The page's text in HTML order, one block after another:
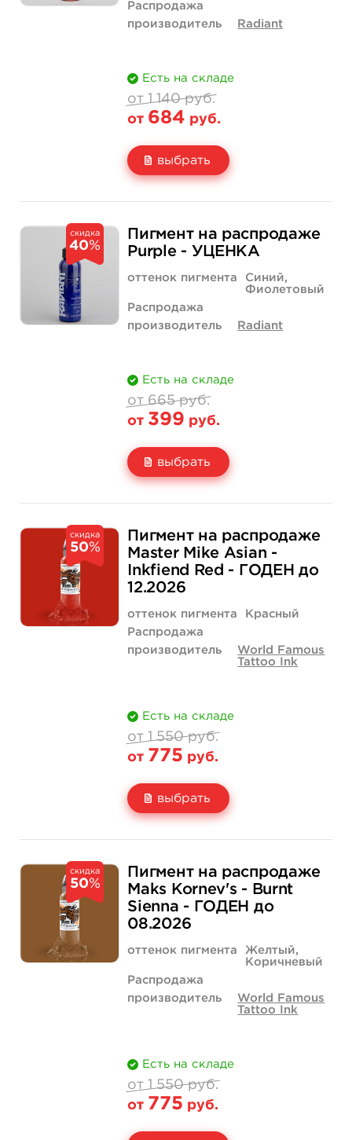
Распродажа
производитель
Radiant
Есть на складе
от 1 140 руб.
от 684 руб.
выбрать
Количество
1 140 руб.
684 руб.
купить
скидка
40%
Пигмент на распродаже
Purple - УЦЕНКА
оттенок пигмента
Синий,
Фиолетовый
Распродажа
производитель
Radiant
Есть на складе
от 665 руб.
от 399 руб.
выбрать
Количество
665 руб.
399 руб.
купить
скидка
50%
Пигмент на распродаже
Master Mike Asian -
Inkfiend Red - ГОДЕН до
12.2026
оттенок пигмента
Красный
Распродажа
производитель
World Famous
Tattoo Ink
Есть на складе
от 1 550 руб.
от 775 руб.
выбрать
Количество
1 550 руб.
775 руб.
купить
скидка
50%
Пигмент на распродаже
Maks Kornev's - Burnt
Sienna - ГОДЕН до
08.2026
оттенок пигмента
Желтый,
Коричневый
Распродажа
производитель
World Famous
Tattoo Ink
Есть на складе
от 1 550 руб.
от 775 руб.